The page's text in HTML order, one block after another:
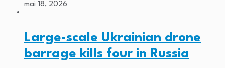
mai 18, 2026
Large-scale Ukrainian drone
barrage kills four in Russia